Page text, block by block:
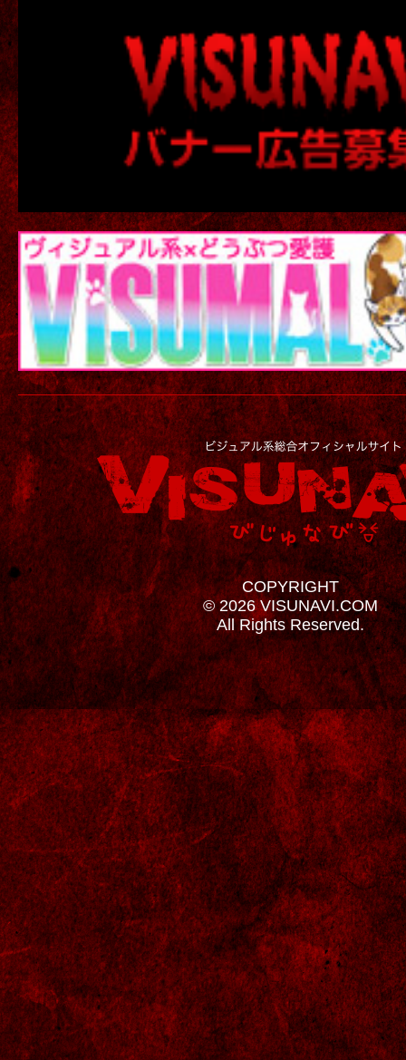
COPYRIGHT
© 2026 VISUNAVI.COM
All Rights Reserved.